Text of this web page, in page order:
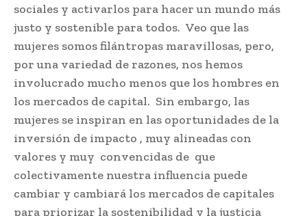
sociales y activarlos para hacer un mundo más
justo y sostenible para todos. Veo que las
mujeres somos filántropas maravillosas, pero,
por una variedad de razones, nos hemos
involucrado mucho menos que los hombres en
los mercados de capital. Sin embargo, las
mujeres se inspiran en las oportunidades de la
inversión de impacto , muy alineadas con
valores y muy convencidas de que
colectivamente nuestra influencia puede
cambiar y cambiará los mercados de capitales
para priorizar la sostenibilidad y la justicia